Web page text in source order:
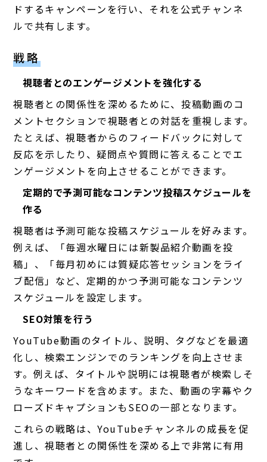
ドするキャンペーンを行い、それを公式チャンネ
ルで共有します。
戦略
視聴者とのエンゲージメントを強化する
視聴者との関係性を深めるために、投稿動画のコ
メントセクションで視聴者との対話を重視します。
たとえば、視聴者からのフィードバックに対して
反応を示したり、疑問点や質問に答えることでエ
ンゲージメントを向上させることができます。
定期的で予測可能なコンテンツ投稿スケジュールを
作る
視聴者は予測可能な投稿スケジュールを好みます。
例えば、「毎週水曜日には新製品紹介動画を投
稿」、「毎月初めには質疑応答セッションをライ
ブ配信」など、定期的かつ予測可能なコンテンツ
スケジュールを設定します。
SEO対策を行う
YouTube動画のタイトル、説明、タグなどを最適
化し、検索エンジンでのランキングを向上させま
す。例えば、タイトルや説明には視聴者が検索しそ
うなキーワードを含めます。また、動画の字幕やク
ローズドキャプションもSEOの一部となります。
これらの戦略は、YouTubeチャンネルの成長を促
進し、視聴者との関係性を深める上で非常に有用